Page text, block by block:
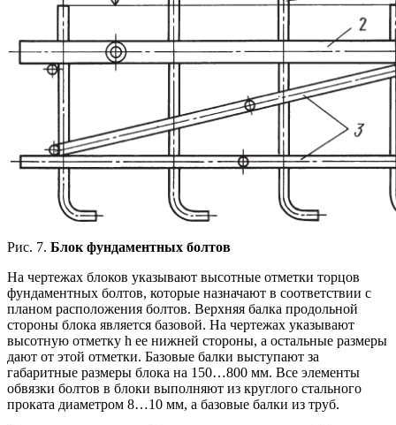
Рис. 7. Блок фундаментных болтов
На чертежах блоков указывают высотные отметки торцов
фундаментных болтов, которые назначают в соответствии с
планом расположения болтов. Верхняя балка продольной
стороны блока является базовой. На чертежах указывают
высотную отметку h ее нижней стороны, а остальные размеры
дают от этой отметки. Базовые балки выступают за
габаритные размеры блока на 150…800 мм. Все элементы
обвязки болтов в блоки выполняют из круглого стального
проката диаметром 8…10 мм, а базовые балки из труб.